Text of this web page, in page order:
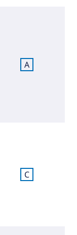
A
C